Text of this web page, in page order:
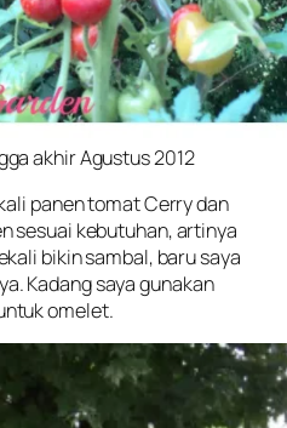
akhir Agustus 2012
panen tomat Cerry dan
sesuai kebutuhan, artinya
bikin sambal, baru saya
Kadang saya gunakan
omelet.